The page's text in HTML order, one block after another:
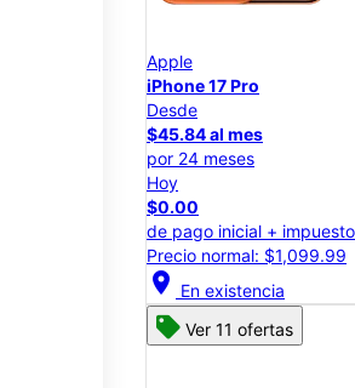
Apple
iPhone 17 Pro
Desde
$45.84 al mes
por 24 meses
Hoy
$0.00
de pago inicial +
Precio normal: $1,099.99
location_on En existencia
Ver 11 ofertas